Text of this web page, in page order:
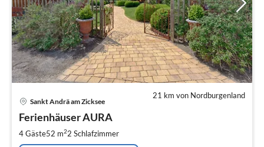
21 km von Nordburgenland
Sankt Andrä am Zicksee
Ferienhäuser AURA
4 Gäste52 m22 Schlafzimmer